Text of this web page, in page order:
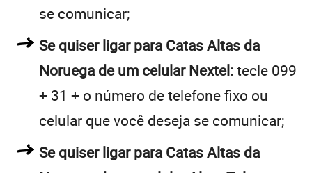
se comunicar;
Se quiser ligar para Catas Altas da
Noruega de um celular Nextel:tecle 099
+ 31 + o número de telefone fixo ou
celular que você deseja se comunicar;
Se quiser ligar para Catas Altas da